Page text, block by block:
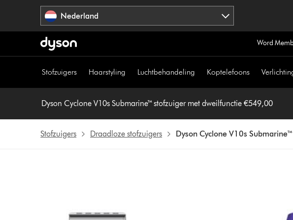
Nederland
Word
Stofzuigers Haarstyling Luchtbehandeling Koptelefoons
Dyson Cyclone V10s Submarine™ stofzuiger met dweilfunctie €549,00
Stofzuigers Draadloze stofzuigers Dyson Cyclone V10s